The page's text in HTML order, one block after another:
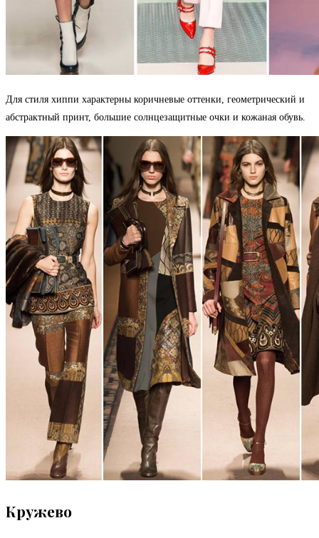
Для стиля хиппи характерны коричневые оттенки, геометрический и
абстрактный принт, большие солнцезащитные очки и кожаная обувь.
Кружево